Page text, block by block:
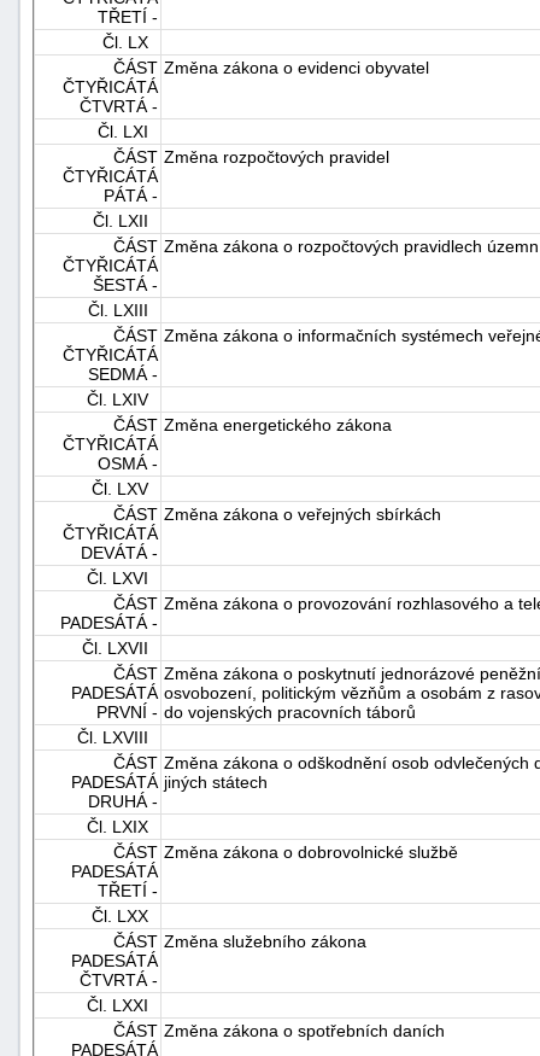
TŘETÍ -
Čl. LX
ČÁST
ČTYŘICÁTÁ
ČTVRTÁ -
Změna zákona o evidenci obyvatel
Čl. LXI
ČÁST
ČTYŘICÁTÁ
PÁTÁ -
Změna rozpočtových pravidel
Čl. LXII
ČÁST
ČTYŘICÁTÁ
ŠESTÁ -
Změna zákona o rozpočtových pravidlech
Čl. LXIII
ČÁST
ČTYŘICÁTÁ
SEDMÁ -
Změna zákona o informačních systémech
Čl. LXIV
ČÁST
ČTYŘICÁTÁ
OSMÁ -
Změna energetického zákona
Čl. LXV
ČÁST
ČTYŘICÁTÁ
DEVÁTÁ -
Změna zákona o veřejných sbírkách
Čl. LXVI
ČÁST
PADESÁTÁ -
Změna zákona o provozování rozhlasového a
Čl. LXVII
ČÁST
PADESÁTÁ
PRVNÍ -
Změna zákona o poskytnutí jednorázové
osvobození, politickým vězňům a osobám z
do vojenských pracovních táborů
Čl. LXVIII
ČÁST
PADESÁTÁ
DRUHÁ -
Změna zákona o odškodnění osob odvlečených
jiných státech
Čl. LXIX
ČÁST
PADESÁTÁ
TŘETÍ -
Změna zákona o dobrovolnické službě
Čl. LXX
ČÁST
PADESÁTÁ
ČTVRTÁ -
Změna služebního zákona
Čl. LXXI
ČÁST
PADESÁTÁ
Změna zákona o spotřebních daních